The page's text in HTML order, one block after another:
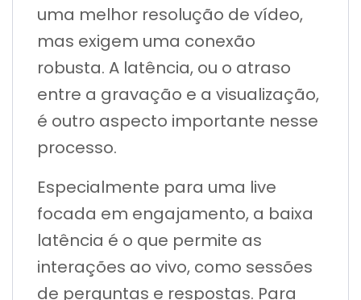
uma melhor resolução de vídeo,
mas exigem uma conexão
robusta. A latência, ou o atraso
entre a gravação e a visualização,
é outro aspecto importante nesse
processo.
Especialmente para uma live
focada em engajamento, a baixa
latência é o que permite as
interações ao vivo, como sessões
de perguntas e respostas. Para